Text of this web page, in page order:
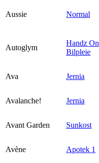
Aussie Normal
Autoglym
Handz On
Bilpleie
Ava
Jernia
Avalanche! Jernia
Avant Garden
Sunkost
Avène Apotek 1